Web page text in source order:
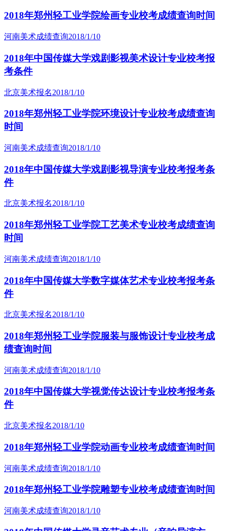
2018年郑州轻工业学院绘画专业校考成绩查询时间
河南美术成绩查询2018/1/10
2018年中国传媒大学戏剧影视美术设计专业校考报
考条件
北京美术报名2018/1/10
2018年郑州轻工业学院环境设计专业校考成绩查询
时间
河南美术成绩查询2018/1/10
2018年中国传媒大学戏剧影视导演专业校考报考条
件
北京美术报名2018/1/10
2018年郑州轻工业学院工艺美术专业校考成绩查询
时间
河南美术成绩查询2018/1/10
2018年中国传媒大学数字媒体艺术专业校考报考条
件
北京美术报名2018/1/10
2018年郑州轻工业学院服装与服饰设计专业校考成
绩查询时间
河南美术成绩查询2018/1/10
2018年中国传媒大学视觉传达设计专业校考报考条
件
北京美术报名2018/1/10
2018年郑州轻工业学院动画专业校考成绩查询时间
河南美术成绩查询2018/1/10
2018年郑州轻工业学院雕塑专业校考成绩查询时间
河南美术成绩查询2018/1/10